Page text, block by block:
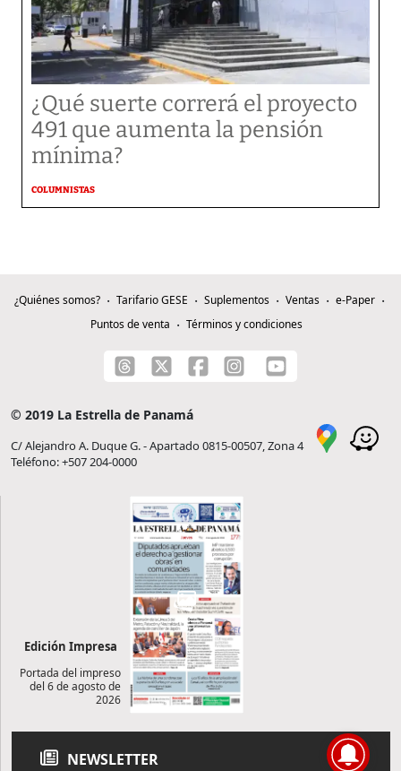
¿Qué suerte correrá el proyecto
491 que aumenta la pensión
mínima?
COLUMNISTAS
¿Quiénes somos? Tarifario GESE Suplementos Ventas
e-Paper
Puntos de venta
Términos y condiciones
© 2019 La Estrella de Panamá
C/ Alejandro A. Duque G. - Apartado 0815-00507, Zona 4
Teléfono: +507 204-0000
Edición Impresa
Portada del impreso
del 6 de agosto de
2026
NEWSLETTER